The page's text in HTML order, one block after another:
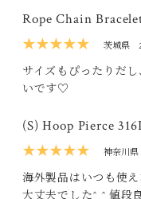
Rope Chain
★★★★★
茨城県
サイズもぴったりだ
いです♡
(S) Hoop Pierce
★★★★★
神奈川県
海外製品はいつも使
大丈夫でした^ ^ 値段